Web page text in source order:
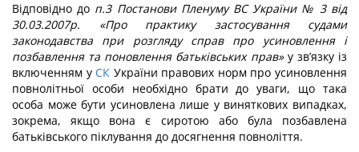
Відповідно до п.3 Постанови Пленуму ВС України № 3 від
30.03.2007р. «Про практику застосування судами
законодавства при розгляду справ про усиновлення і
позбавлення та поновлення батьківських прав»у зв’язку із
включенням у СК України правових норм про усиновлення
повнолітньої особи необхідно брати до уваги, що така
особа може бути усиновлена лише у виняткових випадках,
зокрема, якщо вона є сиротою або була позбавлена
батьківського піклування до досягнення повноліття.